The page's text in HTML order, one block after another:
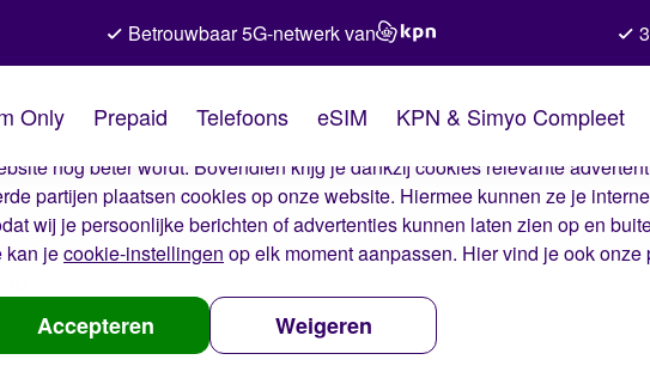
De cookies van Simyo
gebruiken cookies op onze website. Met deze cookies zorgen wij ervoor
nog beter wordt. Bovendien krijg je dankzij cookies relevante
partijen plaatsen cookies op onze website. Hiermee kunnen ze je
wij je persoonlijke berichten of advertenties kunnen laten zien op en
kan jecookie-instellingen op elk moment aanpassen. Hier vind je ook onze
Accepteren Weigeren
Betrouwbaar 5G-netwerk van
Only Prepaid Telefoons eSIM KPN & Simyo Compleet